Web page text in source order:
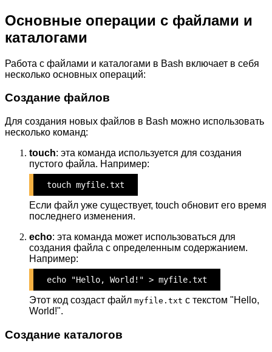
Основные операции с файлами и
каталогами
Работа с файлами и каталогами в Bash включает в себя
несколько основных операций:
Создание файлов
Для создания новых файлов в Bash можно использовать
несколько команд:
touch: эта команда используется для создания
пустого файла. Например:
touch myfile.txt
Если файл уже существует, touch обновит его время
последнего изменения.
echo: эта команда может использоваться для
создания файла с определенным содержанием.
Например:
echo "Hello, World!" > myfile.txt
Этот код создаст файл myfile.txt с текстом "Hello,
World!".
Создание каталогов